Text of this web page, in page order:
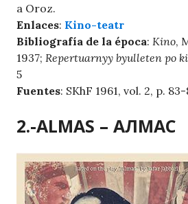
a Oroz.
Enlaces: Kino-teatr
Bibliografía de la época: Kino,
1937; Repertuarnyy byulleten po
5
Fuentes: SKhF 1961, vol. 2, p.
2.-ALMAS – АЛМАС